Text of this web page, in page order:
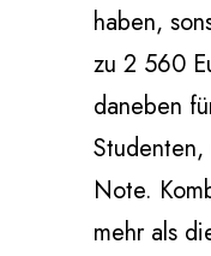
haben,
zu 2 560
daneben
Note.
mehr als